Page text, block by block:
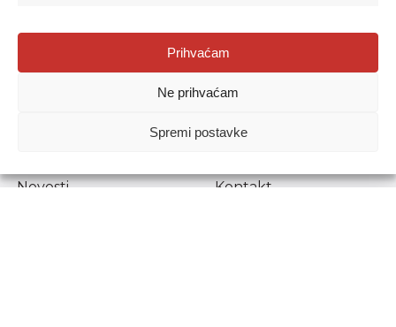
Prihvaćam
Ne prihvaćam
Spremi postavke
Agencija za odgoj i obrazovanje
Donje Svetice 38, 10000 Zagreb
1778129
Prenošenje sadržaja dopušteno je uz navođenje izvora.
Novosti
Kontakt